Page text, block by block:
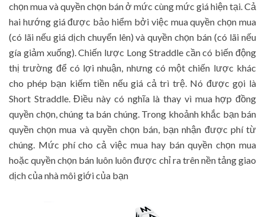
chọn mua và quyền chọn bán ở mức cùng mức giá hiện tại. Cả
hai hướng giá được bảo hiểm bởi việc mua quyền chọn mua
(có lãi nếu giá dịch chuyển lên) và quyền chọn bán (có lãi nếu
gía giảm xuống). Chiến lược Long Straddle cần có biến động
thị trường để có lợi nhuận, nhưng có một chiến lược khác
cho phép bạn kiếm tiền nếu giá cả trì trệ. Nó được gọi là
Short Straddle. Điều này có nghĩa là thay vì mua hợp đồng
quyền chọn, chúng ta bán chúng. Trong khoảnh khắc bạn bán
quyền chọn mua và quyền chọn bán, bạn nhận được phí từ
chúng. Mức phí cho cả việc mua hay bán quyền chọn mua
hoặc quyền chọn bán luôn luôn được chỉ ra trên nền tảng giao
dịch của nhà môi giới của bạn